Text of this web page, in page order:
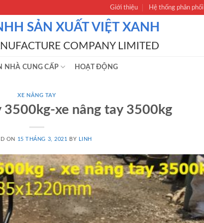
Giới thiệu Hệ thống phân phối
SẢN XUẤT VIỆT XANH
COMPANY LIMITED
NHÀ CUNG CẤP HOẠT ĐỘNG
XE NÂNG TAY
3500kg-xe nâng tay 3500kg
ON 15 THÁNG 3, 2021 BY LINH